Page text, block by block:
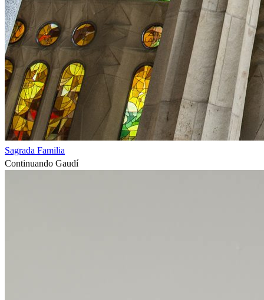
Sagrada Familia
Continuando Gaudí